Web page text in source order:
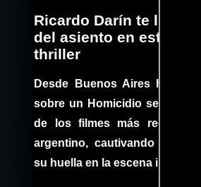
Ricardo Darín te llevará
del asiento en este
thriller
Desde Buenos Aires hasta el
sobre un Homicidio se ha
de los filmes más
argentino, cautivando
su huella en la escena